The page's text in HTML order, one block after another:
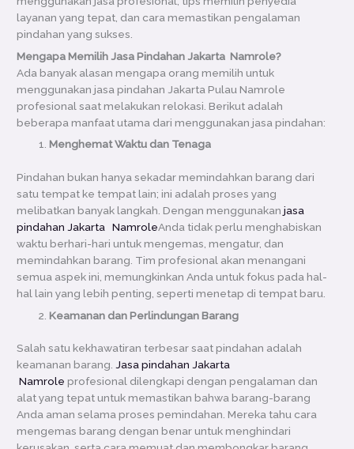
layanan yang tepat, dan cara memastikan pengalaman
pindahan yang sukses.
Mengapa Memilih Jasa Pindahan Jakarta Namrole?
Ada banyak alasan mengapa orang memilih untuk
menggunakan jasa pindahan Jakarta Pulau Namrole
profesional saat melakukan relokasi. Berikut adalah
beberapa manfaat utama dari menggunakan jasa pindahan:
Menghemat Waktu dan Tenaga
Pindahan bukan hanya sekadar memindahkan barang dari
satu tempat ke tempat lain; ini adalah proses yang
melibatkan banyak langkah. Dengan menggunakanjasa
pindahan Jakarta NamroleAnda tidak perlu menghabiskan
waktu berhari-hari untuk mengemas, mengatur, dan
memindahkan barang. Tim profesional akan menangani
semua aspek ini, memungkinkan Anda untuk fokus pada hal-
hal lain yang lebih penting, seperti menetap di tempat baru.
Keamanan dan Perlindungan Barang
Salah satu kekhawatiran terbesar saat pindahan adalah
keamanan barang.Jasa pindahan Jakarta
Namrole profesional dilengkapi dengan pengalaman dan
alat yang tepat untuk memastikan bahwa barang-barang
Anda aman selama proses pemindahan. Mereka tahu cara
mengemas barang dengan benar untuk menghindari